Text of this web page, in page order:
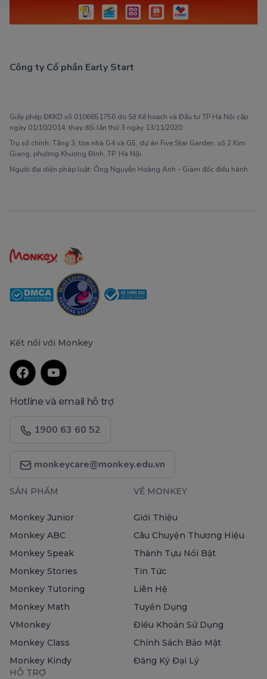
Công ty Cổ phần Early Start
Giấy phép ĐKKD số 0106651756 do Sở Kế hoạch và Đầu tư TP Hà Nội cấp
ngày 01/10/2014, thay đổi lần thứ 3 ngày 13/11/2020
Trụ sở chính: Tầng 3, tòa nhà G4 và G5, dự án Five Star Garden, số 2 Kim
Giang, phường Khương Đình, TP. Hà Nội
Người đại diện pháp luật: Ông Nguyễn Hoàng Anh - Giám đốc điều hành
Kết nối với Monkey
Hotline và email hỗ trợ
1900 63 60 52
monkeycare@monkey.edu.vn
SẢN PHẨM
Monkey Junior
Monkey ABC
Monkey Speak
Monkey Stories
Monkey Tutoring
Monkey Math
VMonkey
Monkey Class
Monkey Kindy
VỀ MONKEY
Giới Thiệu
Câu Chuyện Thương Hiệu
Thành Tựu Nổi Bật
Tin Tức
Liên Hệ
Tuyển Dụng
Điều Khoản Sử Dụng
Chính Sách Bảo Mật
Đăng Ký Đại Lý
HỖ TRỢ